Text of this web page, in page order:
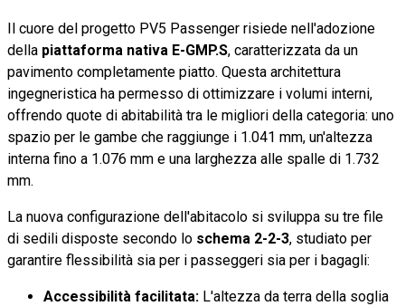
Il cuore del progetto PV5 Passenger risiede nell'adozione
della piattaforma nativa E-GMP.S, caratterizzata da un
pavimento completamente piatto. Questa architettura
ingegneristica ha permesso di ottimizzare i volumi interni,
offrendo quote di abitabilità tra le migliori della categoria: uno
spazio per le gambe che raggiunge i 1.041 mm, un'altezza
interna fino a 1.076 mm e una larghezza alle spalle di 1.732
mm.
La nuova configurazione dell'abitacolo si sviluppa su tre file
di sedili disposte secondo lo schema 2-2-3, studiato per
garantire flessibilità sia per i passeggeri sia per i bagagli:
Accessibilità facilitata: L'altezza da terra della soglia